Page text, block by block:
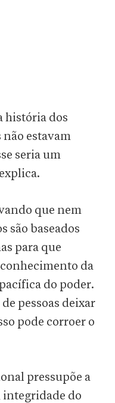
história dos
não estavam
seria um
que nem
são baseados
para que
da
do poder.
pessoas deixar
pode corroer o
pressupõe a
integridade do